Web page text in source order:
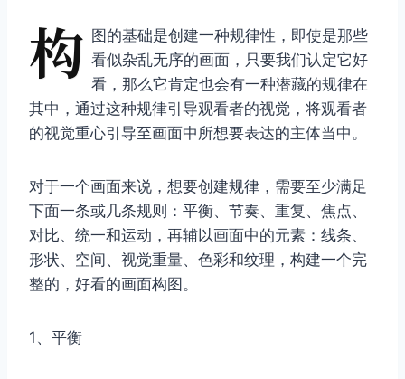
构 图的基础是创建一种规律性，即使是那些
看似杂乱无序的画面，只要我们认定它好
看，那么它肯定也会有一种潜藏的规律在
其中，通过这种规律引导观看者的视觉，将观看者
的视觉重心引导至画面中所想要表达的主体当中。
对于一个画面来说，想要创建规律，需要至少满足
下面一条或几条规则：平衡、节奏、重复、焦点、
对比、统一和运动，再辅以画面中的元素：线条、
形状、空间、视觉重量、色彩和纹理，构建一个完
整的，好看的画面构图。
1、平衡